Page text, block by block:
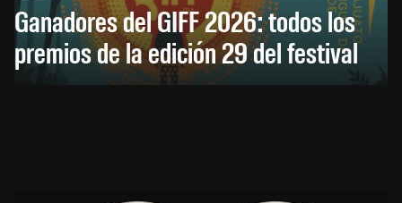
Ganadores del GIFF 2026: todos los
premios de la edición 29 del festival